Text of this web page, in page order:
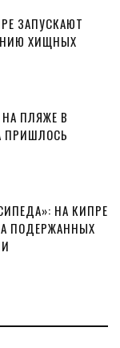
ЗАПУСКАЮТ
ХИЩНЫХ
ПЛЯЖЕ В
ПРИШЛОСЬ
НА КИПРЕ
ПОДЕРЖАННЫХ